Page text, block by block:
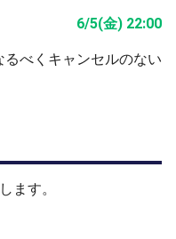
6/5(金) 22:00
べくキャンセルのない
ます。